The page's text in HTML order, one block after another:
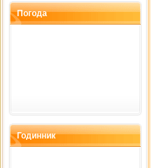
Погода
Годинник